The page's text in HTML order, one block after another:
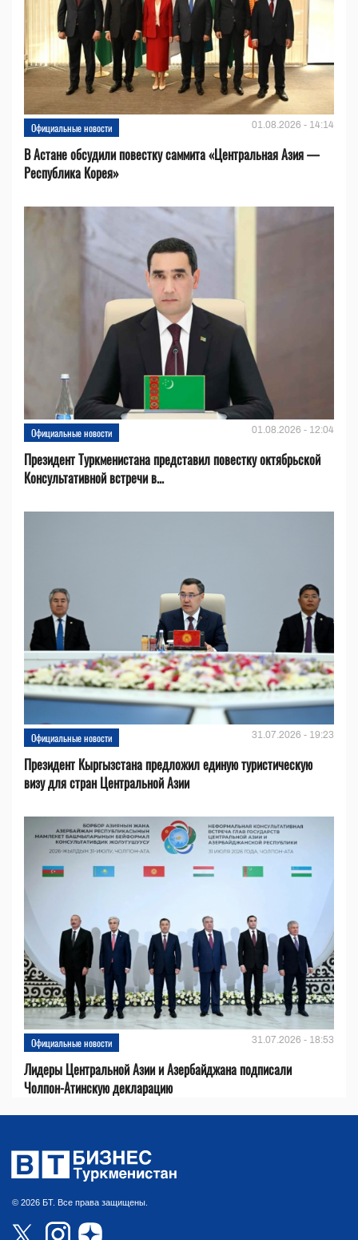
Официальные новости 01.08.2026 - 14:14
В Астане обсудили повестку саммита «Центральная Азия —
Республика Корея»
Официальные новости 01.08.2026 - 12:04
Президент Туркменистана представил повестку октябрьской
Консультативной встречи в...
Официальные новости 31.07.2026 - 19:23
Президент Кыргызстана предложил единую туристическую
визу для стран Центральной Азии
Официальные новости 31.07.2026 - 18:53
Лидеры Центральной Азии и Азербайджана подписали
Чолпон-Атинскую декларацию
© 2026 БТ. Все права защищены.